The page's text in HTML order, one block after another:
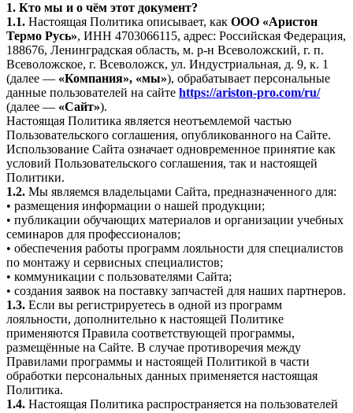
1. Кто мы и о чём этот документ?
1.1. Настоящая Политика описывает, как ООО «Аристон
Термо Русь», ИНН 4703066115, адрес: Российская Федерация,
188676, Ленинградская область, м. р-н Всеволожский, г. п.
Всеволожское, г. Всеволожск, ул. Индустриальная, д. 9, к. 1
(далее — «Компания», «мы»), обрабатывает персональные
данные пользователей на сайте https://ariston-pro.com/ru/
(далее — «Сайт»).
Настоящая Политика является неотъемлемой частью
Пользовательского соглашения, опубликованного на Сайте.
Использование Сайта означает одновременное принятие как
условий Пользовательского соглашения, так и настоящей
Политики.
1.2. Мы являемся владельцами Сайта, предназначенного для:
• размещения информации о нашей продукции;
• публикации обучающих материалов и организации учебных
семинаров для профессионалов;
• обеспечения работы программ лояльности для специалистов
по монтажу и сервисных специалистов;
• коммуникации с пользователями Сайта;
• создания заявок на поставку запчастей для наших партнеров.
1.3. Если вы регистрируетесь в одной из программ
лояльности, дополнительно к настоящей Политике
применяются Правила соответствующей программы,
размещённые на Сайте. В случае противоречия между
Правилами программы и настоящей Политикой в части
обработки персональных данных применяется настоящая
Политика.
1.4. Настоящая Политика распространяется на пользователей